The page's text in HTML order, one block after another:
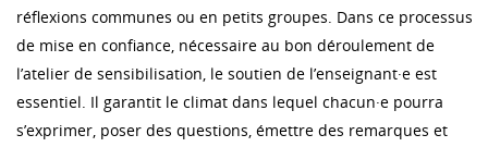
réflexions communes ou en petits groupes. Dans ce processus
de mise en confiance, nécessaire au bon déroulement de
l’atelier de sensibilisation, le soutien de l’enseignant·e est
essentiel. Il garantit le climat dans lequel chacun·e pourra
s’exprimer, poser des questions, émettre des remarques et